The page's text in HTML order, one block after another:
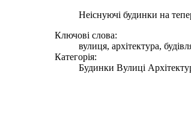
Неіснуючі будинки на
Ключові слова:
вулиця, архітектура,
Категорія:
Будинки Вулиці